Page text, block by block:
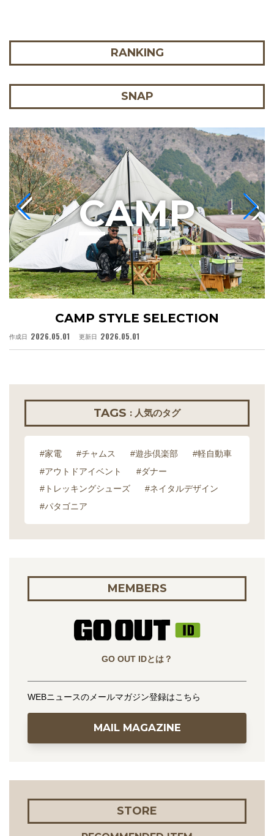
RANKING
SNAP
CAMP STYLE SELECTION
作成日 2026.05.01 更新日 2026.05.01
CAMP
TAGS : 人気のタグ
#家電 #チャムス #遊歩倶楽部
#軽自動車
#アウトドアイベント
#ダナー
#トレッキングシューズ
#ネイタルデザイン
#パタゴニア
MEMBERS
GO OUT IDとは？
WEBニュースのメールマガジン登録はこちら
MAIL MAGAZINE
STORE